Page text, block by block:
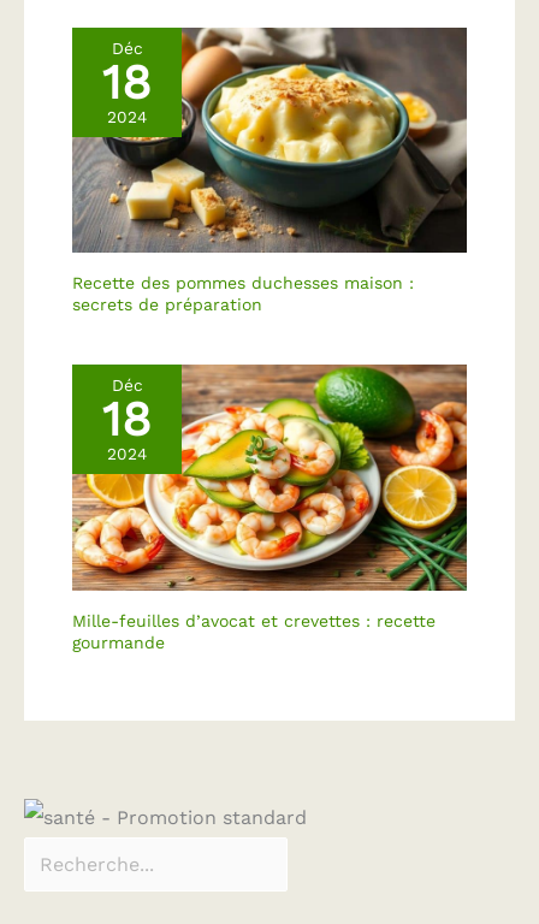
Déc
18
2024
Recette des pommes duchesses maison :
secrets de préparation
Déc
18
2024
Mille-feuilles d’avocat et crevettes : recette
gourmande